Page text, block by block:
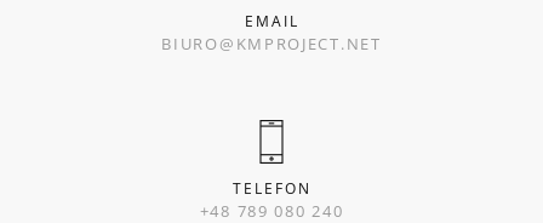
EMAIL
BIURO@KMPROJECT.NET
TELEFON
+48 789 080 240